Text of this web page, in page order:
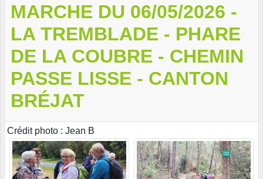
MARCHE DU 06/05/2026 -
LA TREMBLADE - PHARE
DE LA COUBRE - CHEMIN
PASSE LISSE - CANTON
BRÉJAT
Crédit photo : Jean B